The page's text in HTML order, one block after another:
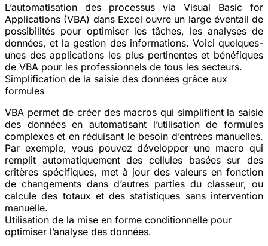
L’automatisation des processus via Visual Basic for
Applications (VBA) dans Excel ouvre un large éventail de
possibilités pour optimiser les tâches, les analyses de
données, et la gestion des informations. Voici quelques-
unes des applications les plus pertinentes et bénéfiques
de VBA pour les professionnels de tous les secteurs.
Simplification de la saisie des données grâce aux
formules
VBA permet de créer des macros qui simplifient la saisie
des données en automatisant l’utilisation de formules
complexes et en réduisant le besoin d’entrées manuelles.
Par exemple, vous pouvez développer une macro qui
remplit automatiquement des cellules basées sur des
critères spécifiques, met à jour des valeurs en fonction
de changements dans d’autres parties du classeur, ou
calcule des totaux et des statistiques sans intervention
manuelle.
Utilisation de la mise en forme conditionnelle pour
optimiser l’analyse des données.